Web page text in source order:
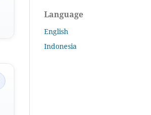
Language
English
Indonesia